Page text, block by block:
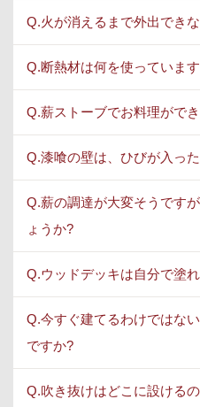
Q.火が消えるまで外出でき
Q.断熱材は何を使っていま
Q.薪ストーブでお料理がで
Q.漆喰の壁は、ひびが入っ
Q.薪の調達が大変そうです
ょうか?
Q.ウッドデッキは自分で塗
Q.今すぐ建てるわけではな
ですか?
Q.吹き抜けはどこに設ける